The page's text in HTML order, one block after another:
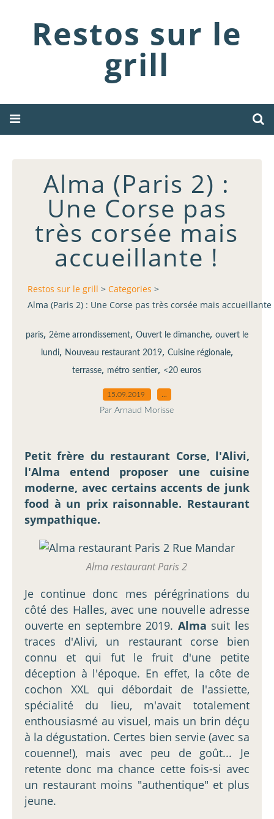
Restos sur le
grill
Alma (Paris 2) :
Une Corse pas
très corsée mais
accueillante !
Restos sur le grill > Categories >
Alma (Paris 2) : Une Corse pas très corsée mais accueillante
paris, 2ème arrondissement, Ouvert le dimanche, ouvert le
lundi, Nouveau restaurant 2019, Cuisine régionale,
terrasse, métro sentier, <20 euros
15.09.2019
Par Arnaud Morisse
Petit frère du restaurant Corse, l'Alivi,
l'Alma entend proposer une cuisine
moderne, avec certains accents de junk
food à un prix raisonnable. Restaurant
sympathique.
Alma restaurant Paris 2
Je continue donc mes pérégrinations du
côté des Halles, avec une nouvelle adresse
ouverte en septembre 2019. Alma suit les
traces d'Alivi, un restaurant corse bien
connu et qui fut le fruit d'une petite
déception à l'époque. En effet, la côte de
cochon XXL qui débordait de l'assiette,
spécialité du lieu, m'avait totalement
enthousiasmé au visuel, mais un brin déçu
à la dégustation. Certes bien servie (avec sa
couenne!), mais avec peu de goût... Je
retente donc ma chance cette fois-si avec
un restaurant moins "authentique" et plus
jeune.